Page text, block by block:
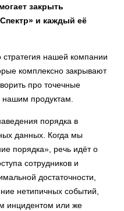
закрыть
и каждый её
стратегия нашей компании
комплексно закрывают
про точечные
нашим продуктам.
порядка в
данных. Когда мы
порядка», речь идёт о
сотрудников и
достаточности,
нетипичных событий,
инцидентом или же